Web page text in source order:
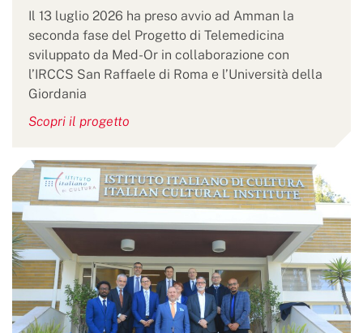
Il 13 luglio 2026 ha preso avvio ad Amman la
seconda fase del Progetto di Telemedicina
sviluppato da Med-Or in collaborazione con
l’IRCCS San Raffaele di Roma e l’Università della
Giordania
Scopri il progetto